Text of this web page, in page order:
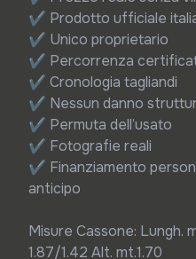
✔ Prodotto ufficiale
✔ Unico proprietario
✔ Percorrenza
✔ Cronologia tagliandi
✔ Nessun danno
✔ Permuta dell’usato
✔ Fotografie reali
✔ Finanziamento
anticipo
Misure Cassone: Lungh.
1.87/1.42 Alt. mt.1.70